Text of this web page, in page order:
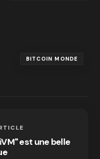
BITCOIN MONDE
est une belle